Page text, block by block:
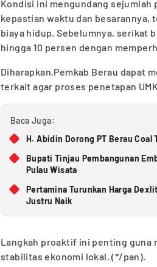
Kondisi ini mengundang sejumlah
kepastian waktu dan besarannya,
biaya hidup. Sebelumnya, serikat
hingga 10 persen dengan
Diharapkan,Pemkab Berau dapat
terkait agar proses penetapan
Baca Juga:
H. Abidin Dorong PT Berau
Bupati Tinjau Pembangunan
Pulau Wisata
Pertamina Turunkan Harga
Justru Naik
Langkah proaktif ini penting guna
stabilitas ekonomi lokal. (*/pan).